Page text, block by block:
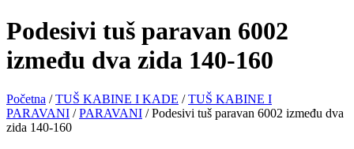
Podesivi tuš paravan 6002
između dva zida 140-160
Početna /TUŠ KABINE I KADE /TUŠ KABINE I
PARAVANI /PARAVANI / Podesivi tuš paravan 6002 između dva
zida 140-160